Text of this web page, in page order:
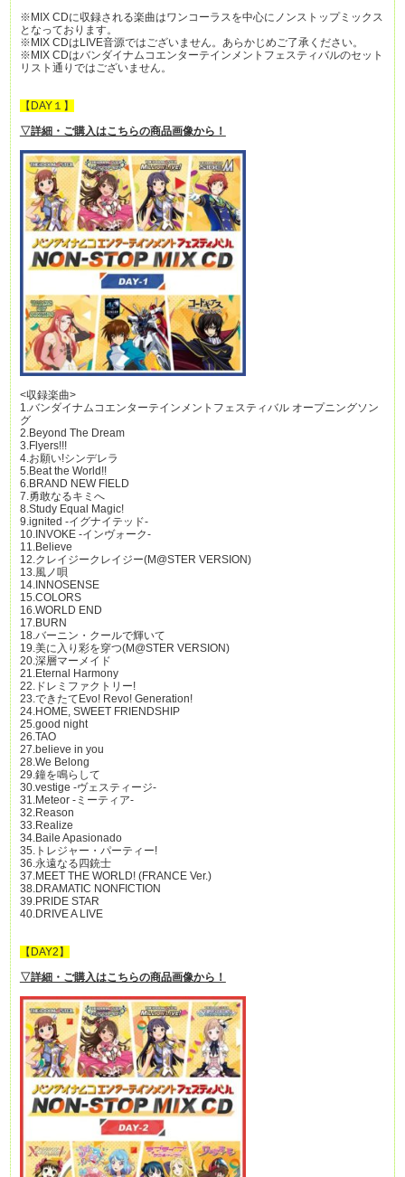
※MIX CDに収録される楽曲はワンコーラスを中心にノンストップミックス
となっております。
※MIX CDはLIVE音源ではございません。あらかじめご了承ください。
※MIX CDはバンダイナムコエンターテインメントフェスティバルのセット
リスト通りではございません。
【DAY１】
▽詳細・ご購入はこちらの商品画像から！
<収録楽曲>
1.バンダイナムコエンターテインメントフェスティバル オープニングソン
グ
2.Beyond The Dream
3.Flyers!!!
4.お願い!シンデレラ
5.Beat the World!!
6.BRAND NEW FIELD
7.勇敢なるキミへ
8.Study Equal Magic!
9.ignited -イグナイテッド-
10.INVOKE -インヴォーク-
11.Believe
12.クレイジークレイジー(M@STER VERSION)
13.風ノ唄
14.INNOSENSE
15.COLORS
16.WORLD END
17.BURN
18.バーニン・クールで輝いて
19.美に入り彩を穿つ(M@STER VERSION)
20.深層マーメイド
21.Eternal Harmony
22.ドレミファクトリー!
23.できたてEvo! Revo! Generation!
24.HOME, SWEET FRIENDSHIP
25.good night
26.TAO
27.believe in you
28.We Belong
29.鐘を鳴らして
30.vestige -ヴェスティージ-
31.Meteor -ミーティア-
32.Reason
33.Realize
34.Baile Apasionado
35.トレジャー・パーティー!
36.永遠なる四銃士
37.MEET THE WORLD! (FRANCE Ver.)
38.DRAMATIC NONFICTION
39.PRIDE STAR
40.DRIVE A LIVE
【DAY2】
▽詳細・ご購入はこちらの商品画像から！